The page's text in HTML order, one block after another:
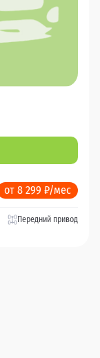
от 8 299 ₽/мес
Передний привод